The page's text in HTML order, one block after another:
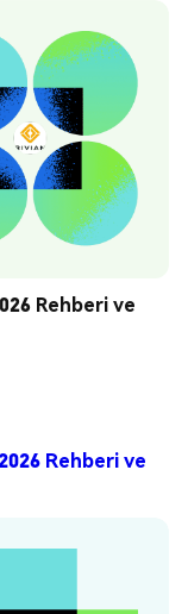
Rehberi ve
Rehberi ve